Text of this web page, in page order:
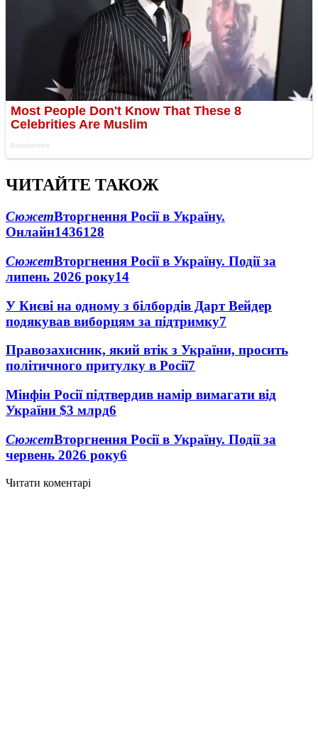
ЧИТАЙТЕ ТАКОЖ
СюжетВторгнення Росії в Україну.
Онлайн1436128
СюжетВторгнення Росії в Україну. Події за
липень 2026 року14
У Києві на одному з білбордів Дарт Вейдер
подякував виборцям за підтримку7
Правозахисник, який втік з України, просить
політичного притулку в Росії7
Мінфін Росії підтвердив намір вимагати від
України $3 млрд6
СюжетВторгнення Росії в Україну. Події за
червень 2026 року6
Читати коментарі